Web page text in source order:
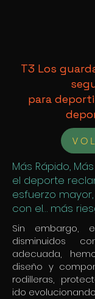
T3 Los
para
Más Rápido,
el deporte
esfuerzo
con el… más
Sin embargo,
disminuidos
adecuada,
diseño y
rodilleras,
ido